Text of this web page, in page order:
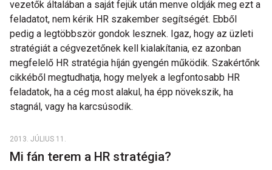
vezetők általában a saját fejük után menve oldják meg ezt a
feladatot, nem kérik HR szakember segítségét. Ebből
pedig a legtöbbször gondok lesznek. Igaz, hogy az üzleti
stratégiát a cégvezetőnek kell kialakítania, ez azonban
megfelelő HR stratégia híján gyengén működik. Szakértőnk
cikkéből megtudhatja, hogy melyek a legfontosabb HR
feladatok, ha a cég most alakul, ha épp növekszik, ha
stagnál, vagy ha karcsúsodik.
2013. JÚLIUS 11.
Mi fán terem a HR stratégia?